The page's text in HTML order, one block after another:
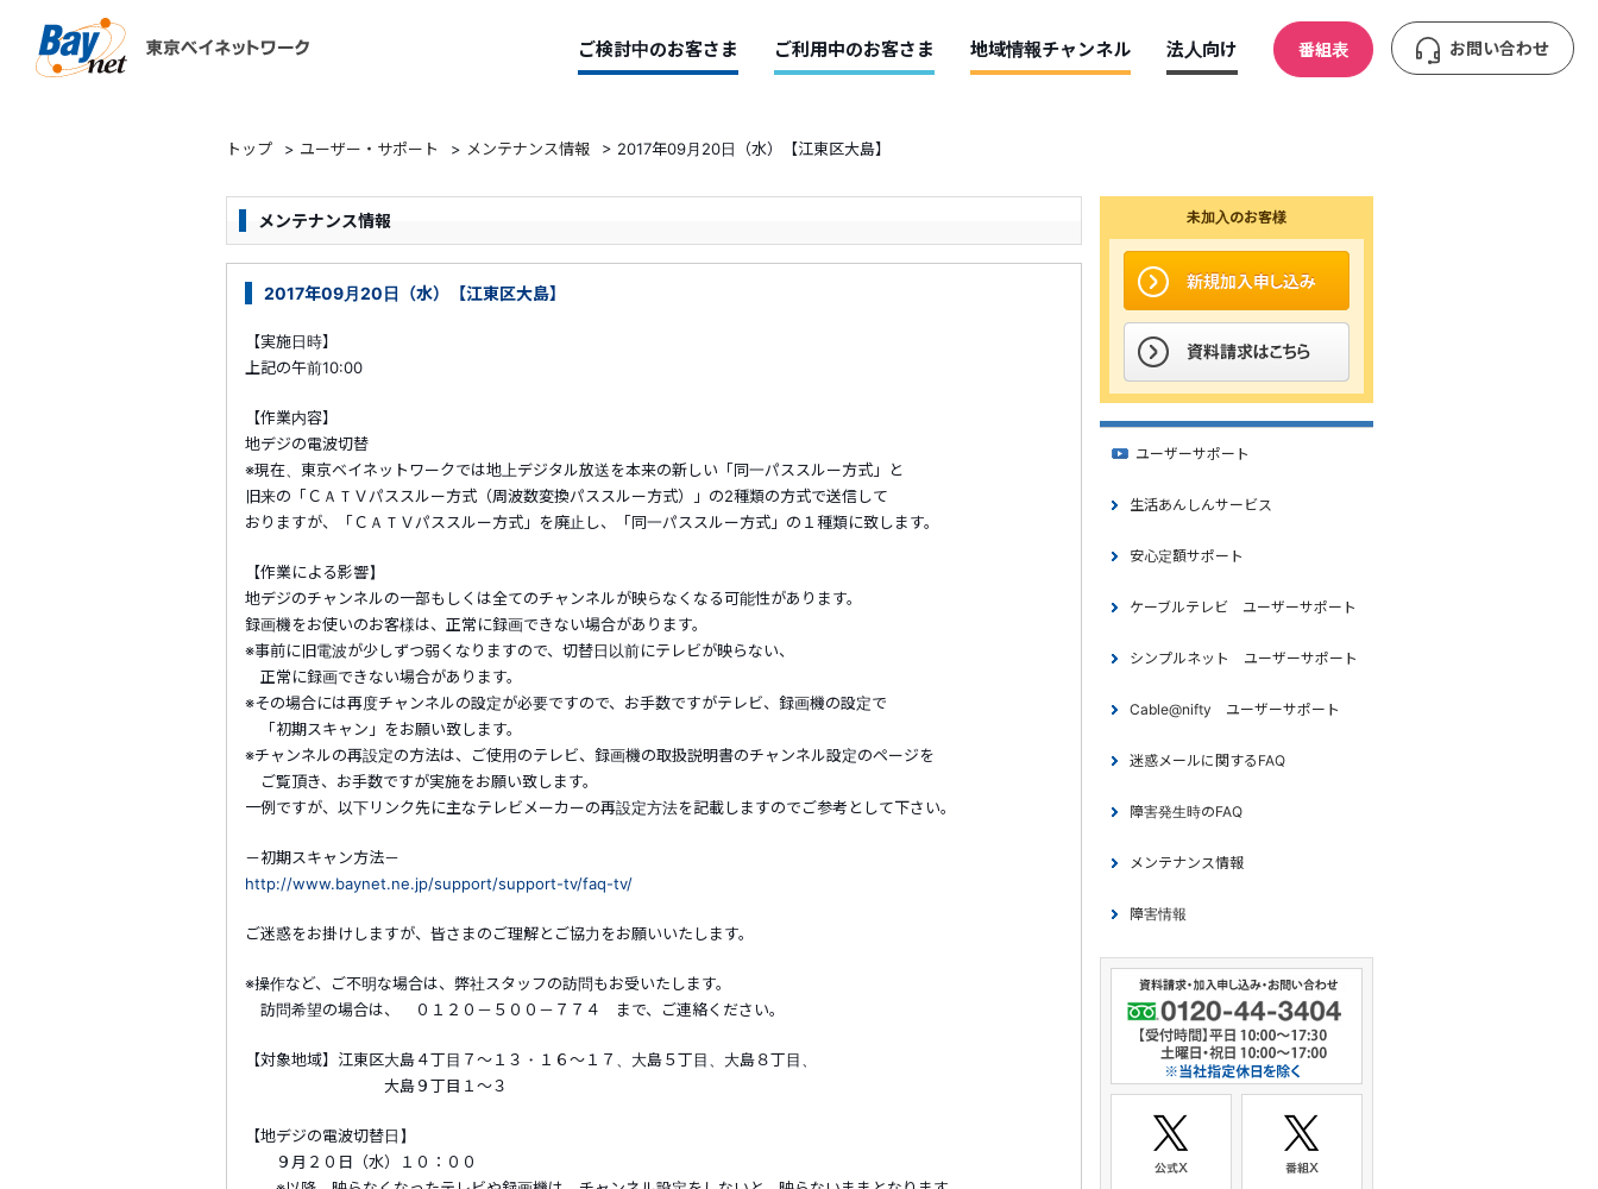
ご検討中のお客さま ご利用中のお客さま 地域情報チャンネル 法人向け 番組表 お問い合わせ
トップ > ユーザー・サポート > メンテナンス情報 > 2017年09月20日（水）【江東区大島】
メンテナンス情報
2017年09月20日（水）【江東区大島】
【実施日時】
上記の午前10:00
【作業内容】
地デジの電波切替
※現在、東京ベイネットワークでは地上デジタル放送を本来の新しい「同一パススルー方式」と
旧来の「ＣＡＴＶパススルー方式（周波数変換パススルー方式）」の2種類の方式で送信して
おりますが、「ＣＡＴＶパススルー方式」を廃止し、「同一パススルー方式」の１種類に致します。
【作業による影響】
地デジのチャンネルの一部もしくは全てのチャンネルが映らなくなる可能性があります。
録画機をお使いのお客様は、正常に録画できない場合があります。
※事前に旧電波が少しずつ弱くなりますので、切替日以前にテレビが映らない、
正常に録画できない場合があります。
※その場合には再度チャンネルの設定が必要ですので、お手数ですがテレビ、録画機の設定で
「初期スキャン」をお願い致します。
※チャンネルの再設定の方法は、ご使用のテレビ、録画機の取扱説明書のチャンネル設定のページを
ご覧頂き、お手数ですが実施をお願い致します。
一例ですが、以下リンク先に主なテレビメーカーの再設定方法を記載しますのでご参考として下さい。
－初期スキャン方法－
http://www.baynet.ne.jp/support/support-tv/faq-tv/
ご迷惑をお掛けしますが、皆さまのご理解とご協力をお願いいたします。
※操作など、ご不明な場合は、弊社スタッフの訪問もお受いたします。
訪問希望の場合は、 ０１２０－５００－７７４ まで、ご連絡ください。
【対象地域】江東区大島４丁目７～１３・１６～１７、大島５丁目、大島８丁目、
大島９丁目１～３
【地デジの電波切替日】
９月２０日（水）１０：００
未加入のお客様
ユーザーサポート
生活あんしんサービス
安心定額サポート
ケーブルテレビ ユーザーサポート
シンプルネット ユーザーサポート
Cable@nifty ユーザーサポート
迷惑メールに関するFAQ
障害発生時のFAQ
メンテナンス情報
障害情報